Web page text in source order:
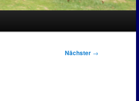
Nächster →